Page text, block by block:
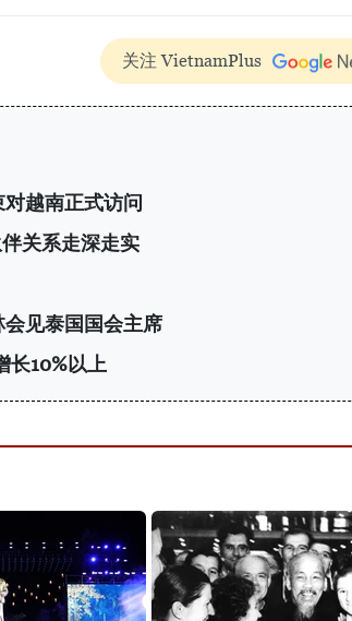
关注 VietnamPlus
越南正式访问
关系走深走实
见泰国国会主席
长10%以上